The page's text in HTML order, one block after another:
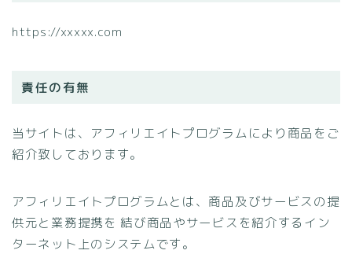
https://xxxxx.com
責任の有無
当サイトは、アフィリエイトプログラムにより商品をご
紹介致しております。
アフィリエイトプログラムとは、商品及びサービスの提
供元と業務提携を 結び商品やサービスを紹介するイン
ターネット上のシステムです。